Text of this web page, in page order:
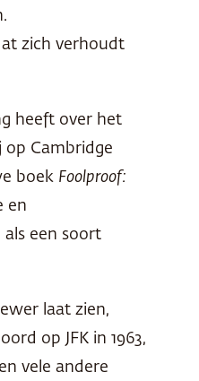
zich verhoudt
heeft over het
op Cambridge
boek Foolproof:
en
een soort
laat zien,
op JFK in 1963,
vele andere